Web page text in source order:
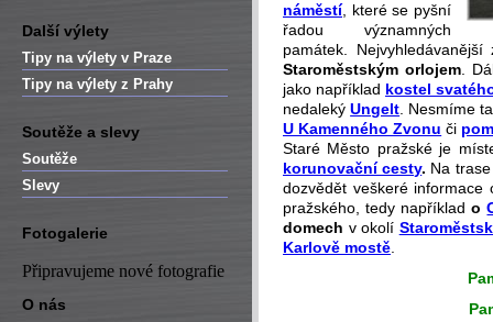
Další výlety
Tipy na výlety v Praze
Tipy na výlety z Prahy
Soutěže a slevy
Soutěže
Slevy
Fotogalerie
Připravujeme nové fotografie
O nás
náměstí, které se pyšní
řadou významných
památek.
Staroměstským orlojem.
jako například kostel
nedalekýUngelt . Nesmíme
U Kamenného Zvonu či
Staré Město pražské je
korunovační cesty. Na
dozvědět veškeré informace
pražského, tedy napříklado
domech v okolí
Karlově mostě
P